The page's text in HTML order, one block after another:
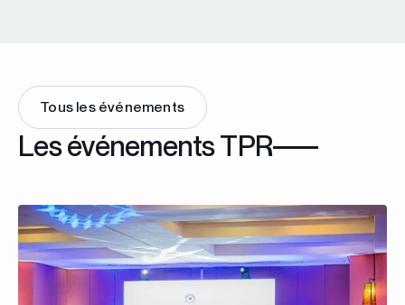
Tous les événements
Les événements TPR